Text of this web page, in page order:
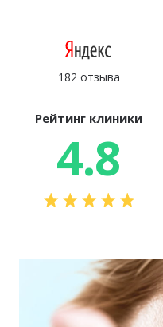
182 отзыва
Рейтинг клиники
4.8